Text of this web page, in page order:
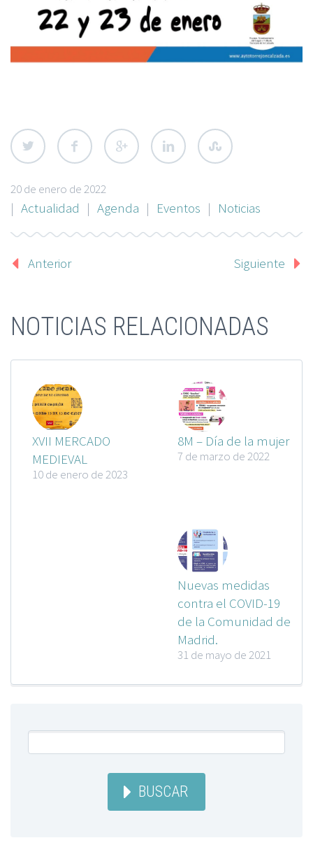
20 de enero de 2022
| Actualidad | Agenda | Eventos | Noticias
Anterior Siguiente
NOTICIAS RELACIONADAS
XVII MERCADO
MEDIEVAL
10 de enero de 2023
8M – Día de la mujer
7 de marzo de 2022
Nuevas medidas
contra el COVID-19
de la Comunidad de
Madrid.
31 de mayo de 2021
BUSCAR